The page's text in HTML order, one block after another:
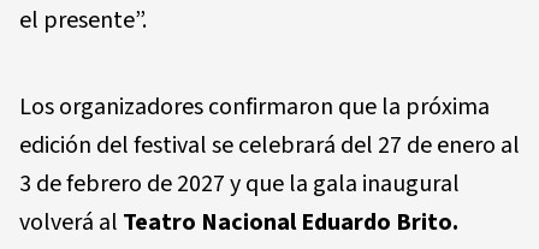
el presente”.
Los organizadores confirmaron que la próxima
edición del festival se celebrará del 27 de enero al
3 de febrero de 2027 y que la gala inaugural
volverá al Teatro Nacional Eduardo Brito.